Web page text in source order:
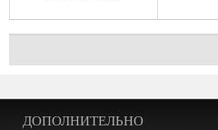
ДОПОЛНИТЕЛЬНО